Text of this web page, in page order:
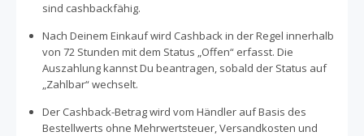
sind cashbackfähig.
Nach Deinem Einkauf wird Cashback in der Regel innerhalb
von 72 Stunden mit dem Status „Offen“ erfasst. Die
Auszahlung kannst Du beantragen, sobald der Status auf
„Zahlbar“ wechselt.
Der Cashback-Betrag wird vom Händler auf Basis des
Bestellwerts ohne Mehrwertsteuer, Versandkosten und